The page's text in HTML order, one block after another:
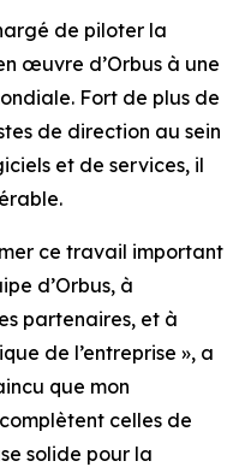
de piloter la
œuvre d’Orbus à une
Fort de plus de
de direction au sein
et de services, il
ce travail important
d’Orbus, à
partenaires, et à
de l’entreprise », a
que mon
celles de
solide pour la